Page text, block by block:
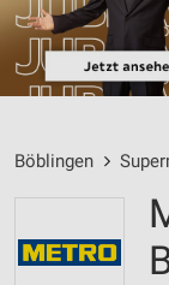
Böblingen